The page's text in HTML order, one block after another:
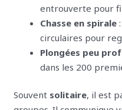
entrouverte pour
Chasse en spirale
circulaires pour
Plongées peu
dans les 200
Souvent solitaire, il est